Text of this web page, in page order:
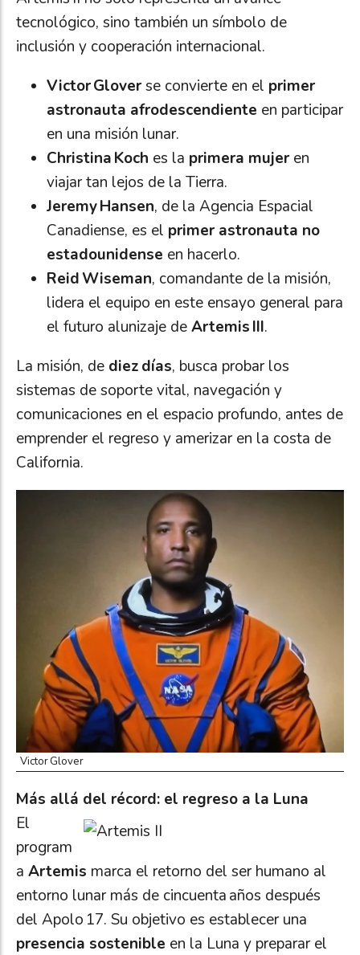
tecnológico, sino también un símbolo de
inclusión y cooperación internacional.
Victor Gloverse convierte en el primer
astronauta afrodescendiente en participar
en una misión lunar.
Christina Koch es la primera mujer en
viajar tan lejos de la Tierra.
Jeremy Hansen, de la Agencia Espacial
Canadiense, es el primer astronauta no
estadounidense en hacerlo.
Reid Wiseman, comandante de la misión,
lidera el equipo en este ensayo general para
el futuro alunizaje deArtemis III.
La misión, de diez días, busca probar los
sistemas de soporte vital, navegación y
comunicaciones en el espacio profundo, antes de
emprender el regreso y amerizar en la costa de
California.
Victor Glover
Más allá del récord: el regreso a la Luna
El
program
a Artemis marca el retorno del ser humano al
entorno lunar más de cincuenta años después
del Apolo 17. Su objetivo es establecer una
presencia sostenible en la Luna y preparar el